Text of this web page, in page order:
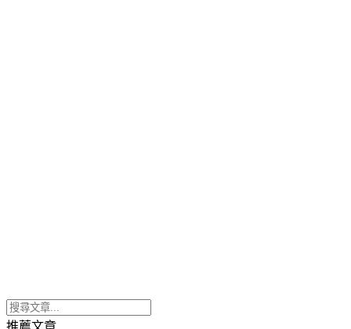
推薦文章